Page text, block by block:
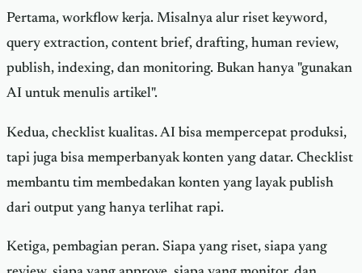
Pertama, workflow kerja. Misalnya alur riset keyword,
query extraction, content brief, drafting, human review,
publish, indexing, dan monitoring. Bukan hanya "gunakan
AI untuk menulis artikel".
Kedua, checklist kualitas. AI bisa mempercepat produksi,
tapi juga bisa memperbanyak konten yang datar. Checklist
membantu tim membedakan konten yang layak publish
dari output yang hanya terlihat rapi.
Ketiga, pembagian peran. Siapa yang riset, siapa yang